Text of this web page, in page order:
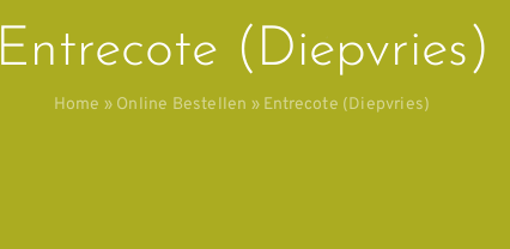
Entrecote (Diepvries)
Home » Online Bestellen » Entrecote (Diepvries)